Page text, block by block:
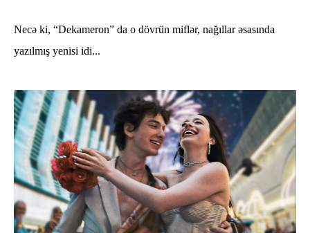
Necə ki, “Dekameron” da o dövrün miflər, nağıllar əsasında
yazılmış yenisi idi...